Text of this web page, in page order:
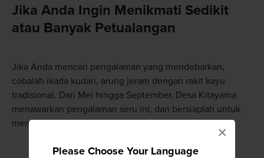
Please Choose Your Language
×
Jika Anda Ingin Menikmati Sedikit
atau Banyak Petualangan
Jika Anda mencari pengalaman yang mendebarkan,
cobalah ikada kudari, arung jeram dengan rakit kayu
tradisional. Dari Mei hingga September, Desa Kitayama
menawarkan pengalaman seru ini, dan bersiaplah untuk
mengarungi derasnya arus Sungai Kitayama.